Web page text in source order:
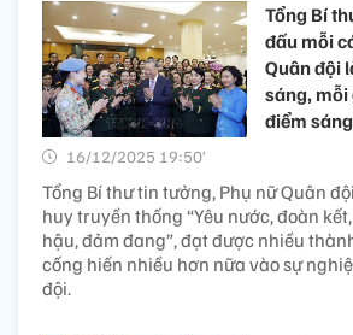
Tổng Bí
đấu mỗi
Quân đội
sáng, mỗi
điểm sáng
16/12/2025 19:50’
Tổng Bí thư tin tưởng, Phụ nữ Quân
huy truyền thống “Yêu nước, đoàn
hậu, đảm đang”, đạt được nhiều
cống hiến nhiều hơn nữa vào sự
đội.